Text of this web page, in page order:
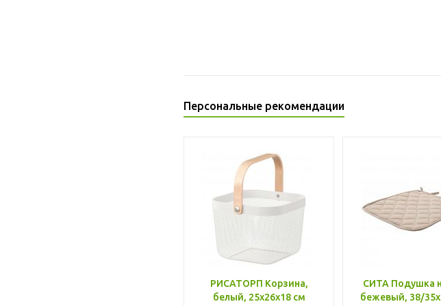
Персональные рекомендации
РИСАТОРП Корзина,
белый, 25x26x18 см
СИТА Подушка
бежевый, 38/